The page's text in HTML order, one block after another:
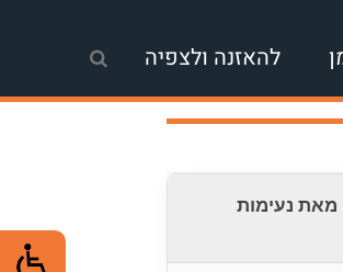
להאזנה ולצפיה
מאת נעימות